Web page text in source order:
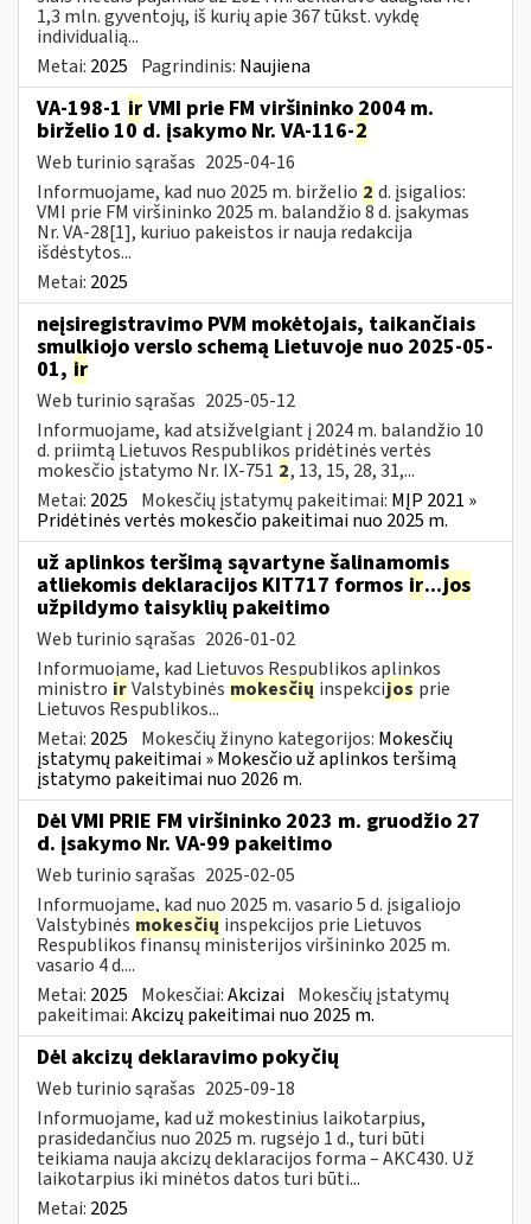
1,3 mln. gyventojų, iš kurių apie 367 tūkst. vykdę
individualią...
Metai: 2025 Pagrindinis: Naujiena
VA-198-1 ir VMI prie FM viršininko 2004 m.
birželio 10 d. įsakymo Nr. VA-116-2
Web turinio sąrašas 2025-04-16
Informuojame, kad nuo 2025 m. birželio 2 d. įsigalios:
VMI prie FM viršininko 2025 m. balandžio 8 d. įsakymas
Nr. VA-28[1], kuriuo pakeistos ir nauja redakcija
išdėstytos...
Metai: 2025
neįsiregistravimo PVM mokėtojais, taikančiais
smulkiojo verslo schemą Lietuvoje nuo 2025-05-
01, ir
Web turinio sąrašas 2025-05-12
Informuojame, kad atsižvelgiant į 2024 m. balandžio 10
d. priimtą Lietuvos Respublikos pridėtinės vertės
mokesčio įstatymo Nr. IX-751 2, 13, 15, 28, 31,...
Metai: 2025 Mokesčių įstatymų pakeitimai: MĮP 2021 »
Pridėtinės vertės mokesčio pakeitimai nuo 2025 m.
už aplinkos teršimą sąvartyne šalinamomis
atliekomis deklaracijos KIT717 formos ir...jos
užpildymo taisyklių pakeitimo
Web turinio sąrašas 2026-01-02
Informuojame, kad Lietuvos Respublikos aplinkos
ministro irValstybinės mokesčių inspekcijos prie
Lietuvos Respublikos...
Metai: 2025 Mokesčių žinyno kategorijos: Mokesčių
įstatymų pakeitimai » Mokesčio už aplinkos teršimą
įstatymo pakeitimai nuo 2026 m.
Dėl VMI PRIE FM viršininko 2023 m. gruodžio 27
d. įsakymo Nr. VA-99 pakeitimo
Web turinio sąrašas 2025-02-05
Informuojame, kad nuo 2025 m. vasario 5 d. įsigaliojo
Valstybinės mokesčių inspekcijos prie Lietuvos
Respublikos finansų ministerijos viršininko 2025 m.
vasario 4 d....
Metai: 2025 Mokesčiai:Akcizai Mokesčių įstatymų
pakeitimai:Akcizų pakeitimai nuo 2025 m.
​​​​​​​Dėl akcizų deklaravimo pokyčių
Web turinio sąrašas 2025-09-18
Informuojame, kad už mokestinius laikotarpius,
prasidedančius nuo 2025 m. rugsėjo 1 d., turi būti
teikiama nauja akcizų deklaracijos forma – AKC430. Už
laikotarpius iki minėtos datos turi būti...
Metai: 2025